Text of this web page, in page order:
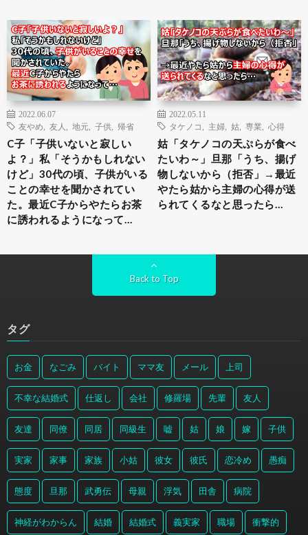
2022.06.07
友やめ
友人 地元 子供 帰省
C子「子供いないと寂しい
よ？」私「そうかもしれない
けど」30代の頃、子供がいる
ことの幸せを聞かされてい
た。最近C子からやたらお茶
に誘われるようになって…
2022.05.11
タケノコ
主婦 姑 専業 心得
姑「タケノコの天ぷらが食べ
たいわ～」旦那「うち、揚げ
物しないから（拒否」→最近
やたら姑から主婦の心得が送
られてくるなと思ったら…
Back to Top
タグ
お金 なごみ バイト ママ友 メール 上司
不幸な結婚式 仕返し 会社 修羅場 先輩 友人
友達 同僚 同居 同級生 嘘 姑 娘 嫁 子供
実家 家事 家族 小姑 彼女 彼氏 恋冷め 愚痴
態度 旦那 武勇伝 母親 浮気 田舎 病院
神経がわからん 結婚 結婚式 義実家 職場 衝撃的